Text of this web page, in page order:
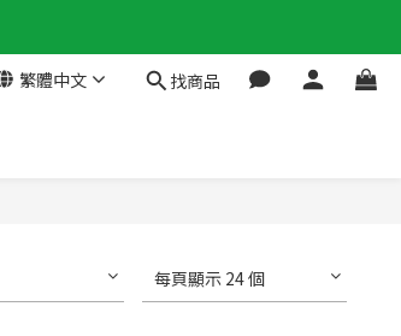
繁體中文 找商品
每頁顯示 24 個